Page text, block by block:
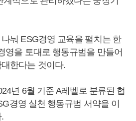
눠 ESG경영 교육을 펼치는 한
영을 토대로 행동규범을 만들어
한다는 것이다.
년 6월 기준 A레벨로 분류된 협
경영 실천 행동규범 서약을 이